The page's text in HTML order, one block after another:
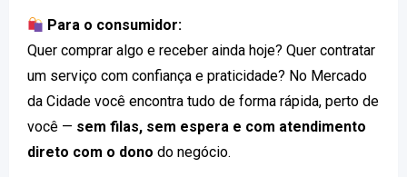
Para o consumidor:
Quer comprar algo e receber ainda hoje? Quer contratar
um serviço com confiança e praticidade? No Mercado
da Cidade você encontra tudo de forma rápida, perto de
você — sem filas, sem espera e com atendimento
direto com o dono do negócio.